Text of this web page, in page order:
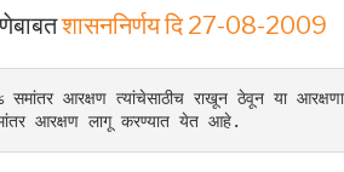
शासननिर्णय दि 27-08-2009
समांतर आरक्षण त्यांचेसाठीच राखून ठेवून या
आरक्षण लागू करण्यात येत आहे.